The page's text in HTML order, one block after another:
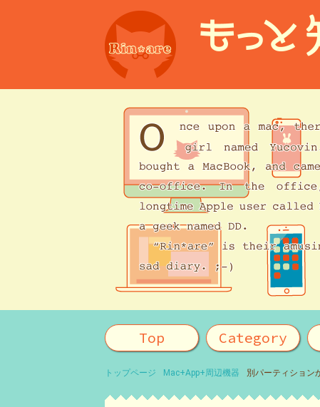
Top Category
トップページ Mac+App+周辺機器 別パーティション